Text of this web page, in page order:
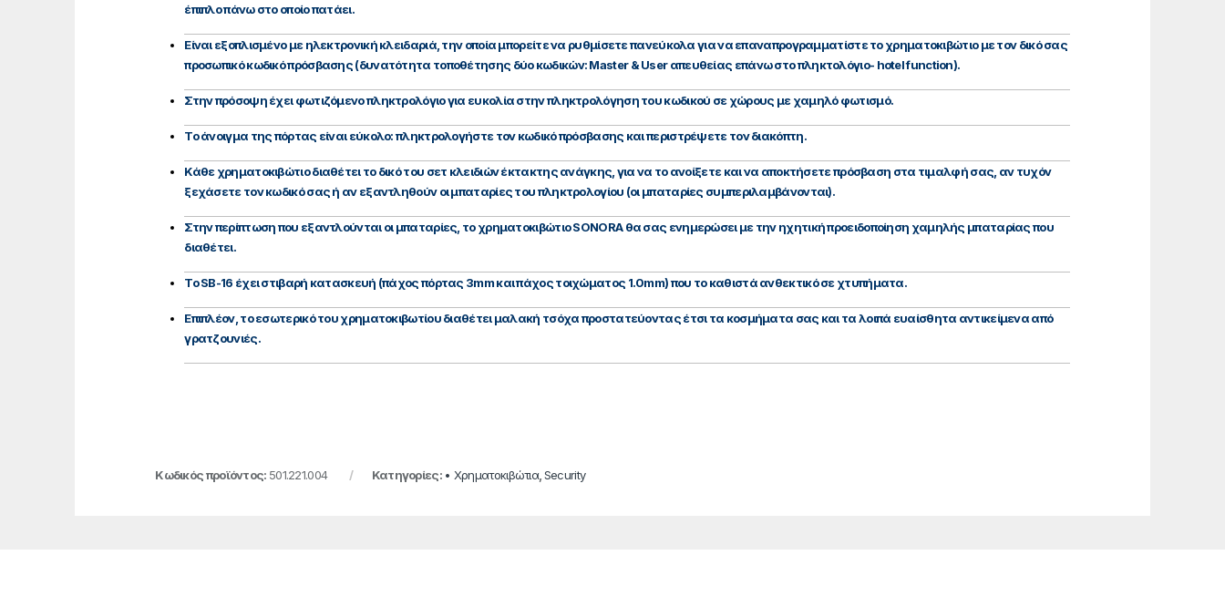
έπιπλο πάνω στο οποίο πατάει.
Είναι εξοπλισμένο με ηλεκτρονική κλειδαριά, την οποία μπορείτε να ρυθμίσετε πανεύκολα για να επαναπρογραμματίστε το χρηματοκιβώτιο με τον δικό σας
προσωπικό κωδικό πρόσβασης (δυνατότητα τοποθέτησης δύο κωδικών: Master & User απευθείας επάνω στο πληκτολόγιο- hotel function).
Στην πρόσοψη έχει φωτιζόμενο πληκτρολόγιο για ευκολία στην πληκτρολόγηση του κωδικού σε χώρους με χαμηλό φωτισμό.
Το άνοιγμα της πόρτας είναι εύκολο: πληκτρολογήστε τον κωδικό πρόσβασης και περιστρέψετε τον διακόπτη.
Κάθε χρηματοκιβώτιο διαθέτει το δικό του σετ κλειδιών έκτακτης ανάγκης, για να το ανοίξετε και να αποκτήσετε πρόσβαση στα τιμαλφή σας, αν τυχόν
ξεχάσετε τον κωδικό σας ή αν εξαντληθούν οι μπαταρίες του πληκτρολογίου (οι μπαταρίες συμπεριλαμβάνονται).
Στην περίπτωση που εξαντλούνται οι μπαταρίες, το χρηματοκιβώτιο SONORA θα σας ενημερώσει με την ηχητική προειδοποίηση χαμηλής μπαταρίας που
διαθέτει.
Το SB-16 έχει στιβαρή κατασκευή (πάχος πόρτας 3mm και πάχος τοιχώματος 1.0mm) που το καθιστά ανθεκτικό σε χτυπήματα.
Επιπλέον, το εσωτερικό του χρηματοκιβωτίου διαθέτει μαλακή τσόχα προστατεύοντας έτσι τα κοσμήματα σας και τα λοιπά ευαίσθητα αντικείμενα από
γρατζουνιές.
Κωδικός προϊόντος: 501.221.004 Κατηγορίες: • Χρηματοκιβώτια,Security